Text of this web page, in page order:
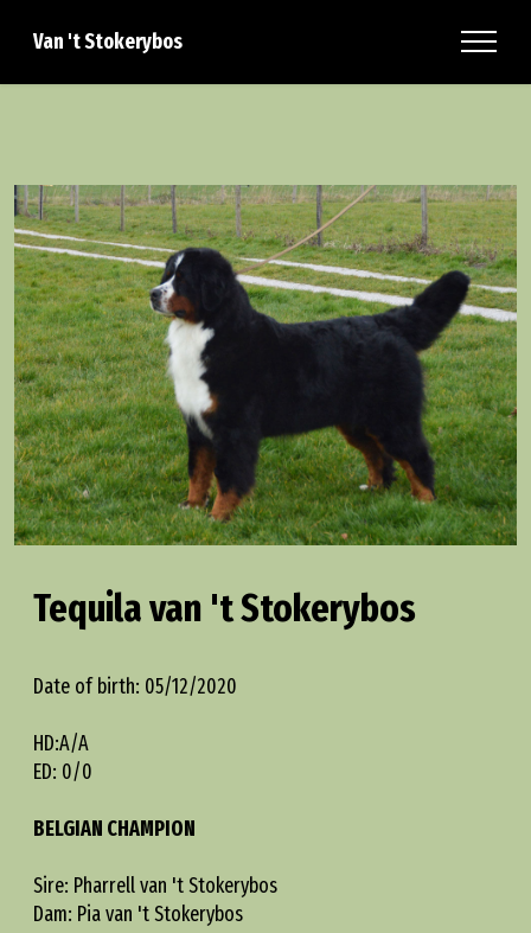
Van 't Stokerybos
Tequila van 't Stokerybos
Date of birth: 05/12/2020
HD:A/A
ED: 0/0
BELGIAN CHAMPION
Sire: Pharrell van 't Stokerybos
Dam: Pia van 't Stokerybos